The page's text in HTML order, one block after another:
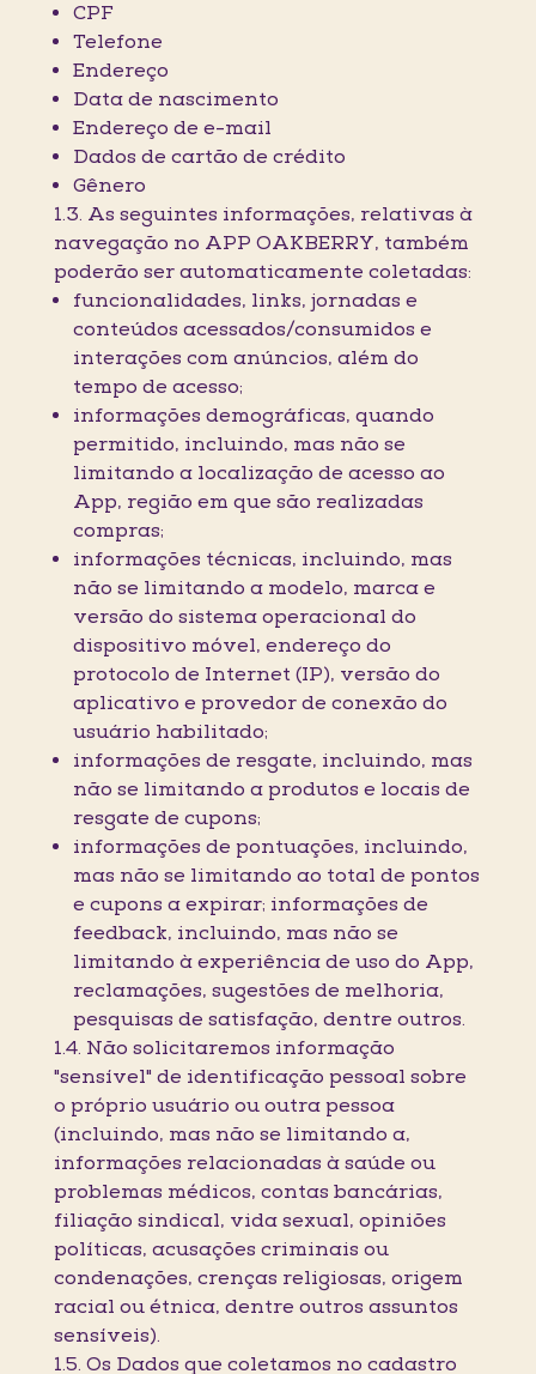
CPF
Telefone
Endereço
Data de nascimento
Endereço de e-mail
Dados de cartão de crédito
Gênero
1.3. As seguintes informações, relativas à
navegação no APP OAKBERRY, também
poderão ser automaticamente coletadas:
funcionalidades, links, jornadas e
conteúdos acessados/consumidos e
interações com anúncios, além do
tempo de acesso;
informações demográficas, quando
permitido, incluindo, mas não se
limitando a localização de acesso ao
App, região em que são realizadas
compras;
informações técnicas, incluindo, mas
não se limitando a modelo, marca e
versão do sistema operacional do
dispositivo móvel, endereço do
protocolo de Internet (IP), versão do
aplicativo e provedor de conexão do
usuário habilitado;
informações de resgate, incluindo, mas
não se limitando a produtos e locais de
resgate de cupons;
informações de pontuações, incluindo,
mas não se limitando ao total de pontos
e cupons a expirar; informações de
feedback, incluindo, mas não se
limitando à experiência de uso do App,
reclamações, sugestões de melhoria,
pesquisas de satisfação, dentre outros.
1.4. Não solicitaremos informação
"sensível" de identificação pessoal sobre
o próprio usuário ou outra pessoa
(incluindo, mas não se limitando a,
informações relacionadas à saúde ou
problemas médicos, contas bancárias,
filiação sindical, vida sexual, opiniões
políticas, acusações criminais ou
condenações, crenças religiosas, origem
racial ou étnica, dentre outros assuntos
sensíveis).
1.5. Os Dados que coletamos no cadastro